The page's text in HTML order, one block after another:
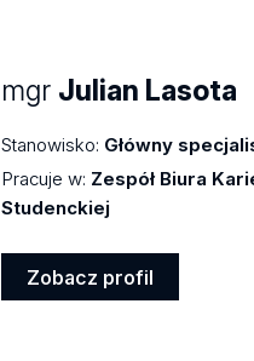
mgr Julian Lasota
Stanowisko: Główny
Pracuje w: Zespół Biura
Studenckiej
Zobacz profil